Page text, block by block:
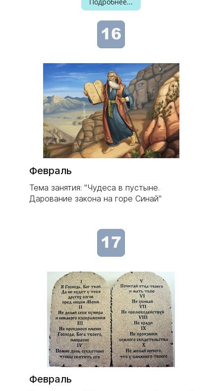
Февраль
Тема занятия: "Чудеса в пустыне.
Дарование закона на горе Синай"
​Февраль